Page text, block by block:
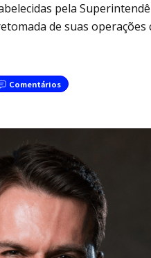
pela
de suas
Comentários